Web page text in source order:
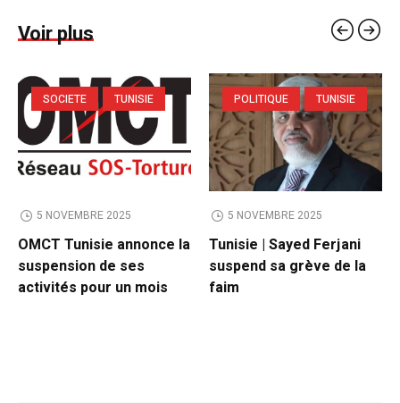
Voir plus
SOCIETE TUNISIE
5 NOVEMBRE 2025
OMCT Tunisie annonce la
suspension de ses
activités pour un mois
POLITIQUE TUNISIE
5 NOVEMBRE 2025
Tunisie | Sayed Ferjani
suspend sa grève de la
faim